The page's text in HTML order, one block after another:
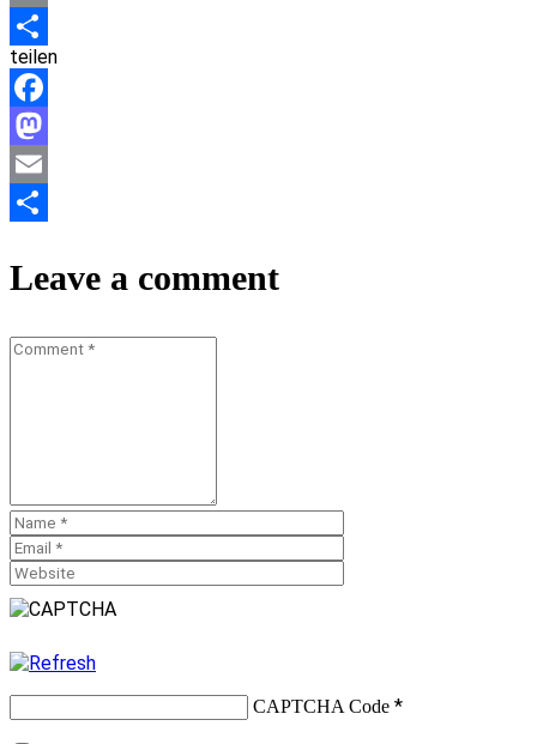
Email
Teilen
teilen
Facebook
Mastodon
Email
Leave a comment
CAPTCHA Code *